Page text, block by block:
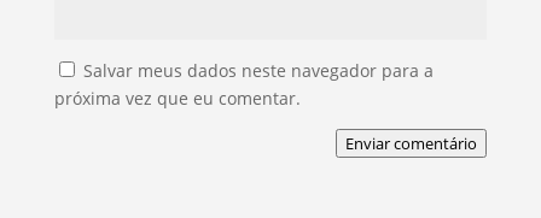
Salvar meus dados neste navegador para a
próxima vez que eu comentar.
Enviar comentário